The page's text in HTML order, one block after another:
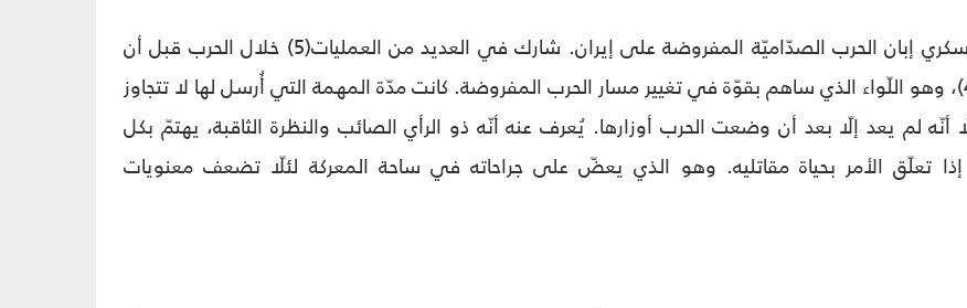
كانت بداية العمل العسكري إبان الحرب الصدّاميّة المفروضة على إيران. شارك في العديد من العمليات(5) خلال الحرب قبل أن
يشكّل لواء (ثار الله 41)، وهو اللّواء الذي ساهم بقوّة في تغيير مسار الحرب المفروضة. كانت مدّة المهمة التي أُرسل لها لا تتجاوز
أنّه لم يعد إلّا بعد أن وضعت الحرب أوزارها. يُعرف عنه أنّه ذو الرأي الصائب والنظرة الثاقبة، يهتمّ بكل
إذا تعلّق الأمر بحياة مقاتليه. وهو الذي يعضّ على جراحاته في ساحة المعركة لئلّا تضعف معنويات